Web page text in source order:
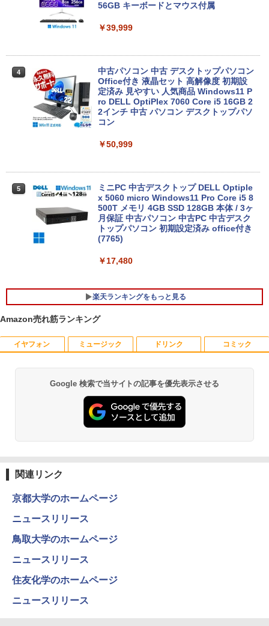
中古ノートパソコン Toshiba dynabook
GB SSD256GB/512GB/1TB 新品換装済
み 13.3インチ液晶 軽量 モバイルPC USB
3.0ポート 無線LAN WiFi 在宅勤務 テレ
ワーク
￥21,800
インテル 第7世代 Core i5 メモリ16GB
爆速SSD 512GB 13.3型 LED液晶 HDMI
端子 USB3.0 Wi-Fi Bluetooth 軽量 モバ
イルPC 初期設定済み 届いてすぐ使える
Windows11 Pro 64bit 厳選中古ノート
￥23,900
ケあり/激安商品】 中古ノートパソコン
レノボ Lenovo ThinkPad L380 第8世代
B/512GB 13.3インチ Windows11 Pro 送
￥15,800
56GB キーボードとマウス付属
￥39,999
4
中古パソコン 中古 デスクトップパソコン
Office付き 液晶セット 高解像度 初期設
定済み 見やすい 人気商品 Windows11 P
ro DELL OptiPlex 7060 Core i5 16GB 2
2インチ 中古 パソコン デスクトップパソ
コン
￥50,999
5
ミニPC 中古デスクトップ DELL Optiple
x 5060 micro Windows11 Pro Core i5 8
500T メモリ 4GB SSD 128GB 本体 / 3ヶ
月保証 中古パソコン 中古PC 中古デスク
トップパソコン 初期設定済み office付き
(7765)
￥17,480
楽天ランキングをもっと見る
1
【送料無料】TF: 富士通 23.8型液晶ディ
1920x1080/ D-sub,DVI,Displayport フ
ルHD(1920×1080) 中古ディスプレイ 中
【3ケ月保証】
￥6,480
2
調整 高視野角 178° Adaptive-Sync対応
3
フルhd 高画質 100Hz VA ノングレア 非
1
漫画 いしぶみ 原爆が落ちてくると
1） [ 広島テレビ放送編『いしぶみ』 ]
3
Amazon売れ筋ランキング
イヤフォン
Anker Soundcore P40i オフホワイト
￥5,990
Anker Soundcore Liberty 5 ミッドナイトブ
ミュージック
BRUCE WAYNE feat. Flo Milli, ATL Jacob
[Explicit]
￥250
￥250
On My Road (Stadium ver.)
ドリンク
by Amazon 天然水 ラベルレス 500ml ×24本
富士山の天然水 バナジウム含有 水 ミネラル
ウォーター ペットボトル 静岡県産 500ミリリ
ットル (Smart Basic)
￥1,380
コミック
薬屋のひとりごと 17巻 (デジタル版ビッグガ
ンガンコミックス)
￥770
￥832
HUNTER×HUNTER モノクロ版 39 (ジャンプ
Google 検索で当サイトの記事を優先表示させる
関連リンク
京都大学のホームページ
ニュースリリース
鳥取大学のホームページ
ニュースリリース
住友化学のホームページ
ニュースリリース